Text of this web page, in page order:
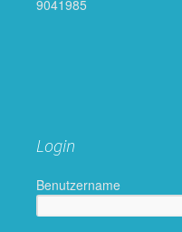
9041985
Login
Benutzername